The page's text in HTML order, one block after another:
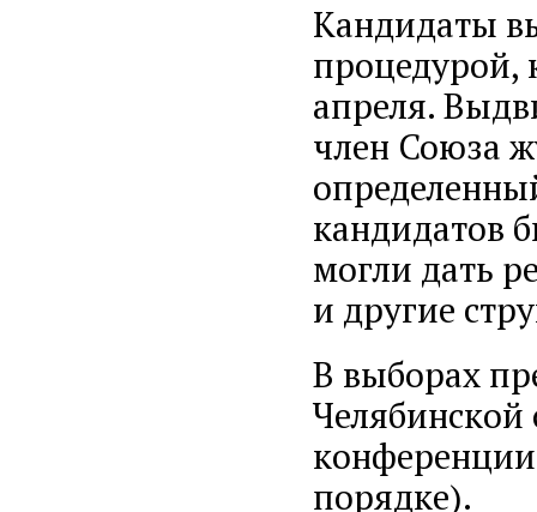
Кандидаты
процедурой,
апреля.
член Союза
кандидатов
могли дать
и другие
В выборах
Челябинской
порядке).